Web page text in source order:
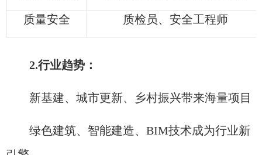
质量安全​ 质检员、安全工程师
2.行业趋势：
新基建、城市更新、乡村振兴带来海量项目
绿色建筑、智能建造、BIM技术成为行业新